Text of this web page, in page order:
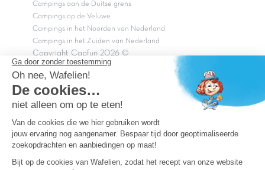
Campings aan de Duitse grens
Campings op de Veluwe
Campings in het Noorden van Nederland
Campings in het Zuiden van Nederland
Copyright Capfun 2026 ©
Bij Capfun solliciteren
Veelgestelde vragen
Dutchbox Vakantiepark
Carabouille.nl
Algemene reisvoorwaarden